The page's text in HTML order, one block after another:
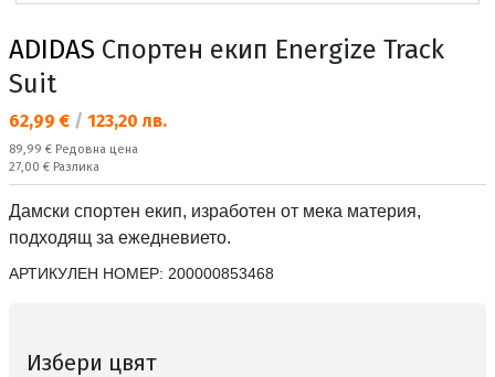
ADIDAS Спортен екип Energize Track
Suit
Текуща цена:
62,99 € / 123,20 лв.
Редовна цена:
89,99 € Редовна цена
Спестявате:
27,00 € Разлика
Дамски спортен екип, изработен от мека материя,
подходящ за ежедневието.
АРТИКУЛЕН НОМЕР: 200000853468
Избери цвят